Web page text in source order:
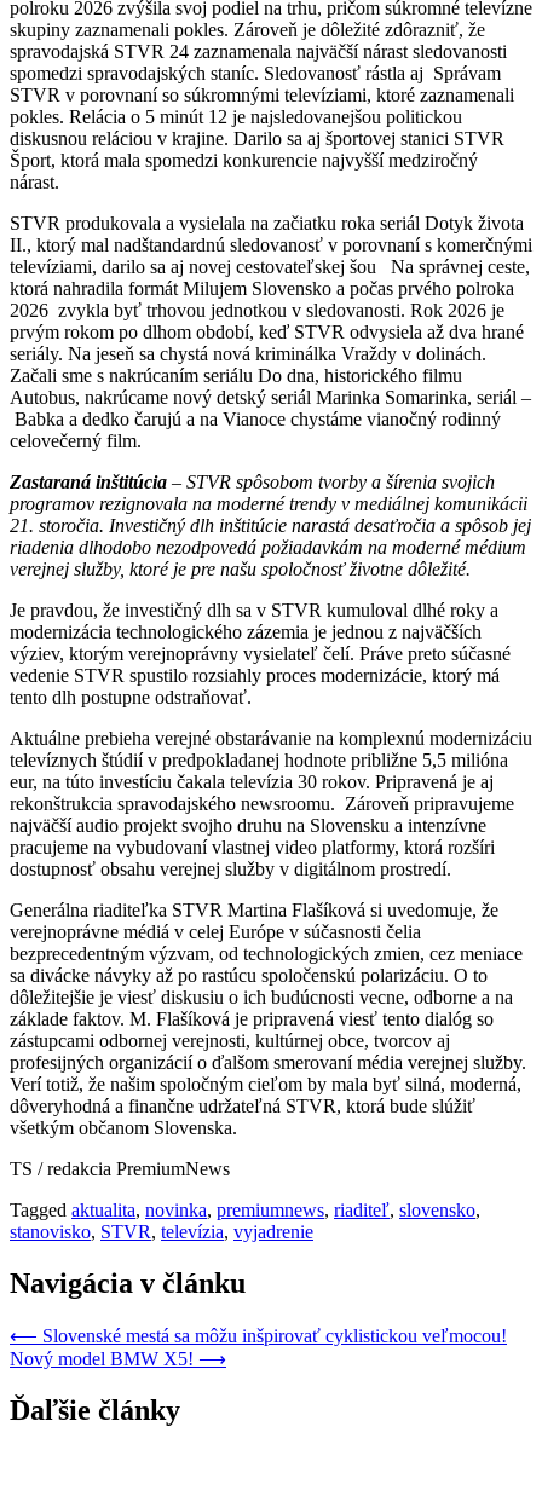
polroku 2026 zvýšila svoj podiel na trhu, pričom súkromné televízne
skupiny zaznamenali pokles. Zároveň je dôležité zdôrazniť, že
spravodajská STVR 24 zaznamenala najväčší nárast sledovanosti
spomedzi spravodajských staníc. Sledovanosť rástla aj Správam
STVR v porovnaní so súkromnými televíziami, ktoré zaznamenali
pokles. Relácia o 5 minút 12 je najsledovanejšou politickou
diskusnou reláciou v krajine. Darilo sa aj športovej stanici STVR
Šport, ktorá mala spomedzi konkurencie najvyšší medziročný
nárast.
STVR produkovala a vysielala na začiatku roka seriál Dotyk života
II., ktorý mal nadštandardnú sledovanosť v porovnaní s komerčnými
televíziami, darilo sa aj novej cestovateľskej šou Na správnej ceste,
ktorá nahradila formát Milujem Slovensko a počas prvého polroka
2026 zvykla byť trhovou jednotkou v sledovanosti. Rok 2026 je
prvým rokom po dlhom období, keď STVR odvysiela až dva hrané
seriály. Na jeseň sa chystá nová kriminálka Vraždy v dolinách.
Začali sme s nakrúcaním seriálu Do dna, historického filmu
Autobus, nakrúcame nový detský seriál Marinka Somarinka, seriál –
Babka a dedko čarujú a na Vianoce chystáme vianočný rodinný
celovečerný film.
Zastaraná inštitúcia – STVR spôsobom tvorby a šírenia svojich
programov rezignovala na moderné trendy v mediálnej komunikácii
21. storočia. Investičný dlh inštitúcie narastá desaťročia a spôsob jej
riadenia dlhodobo nezodpovedá požiadavkám na moderné médium
verejnej služby, ktoré je pre našu spoločnosť životne dôležité.
Je pravdou, že investičný dlh sa v STVR kumuloval dlhé roky a
modernizácia technologického zázemia je jednou z najväčších
výziev, ktorým verejnoprávny vysielateľ čelí. Práve preto súčasné
vedenie STVR spustilo rozsiahly proces modernizácie, ktorý má
tento dlh postupne odstraňovať.
Aktuálne prebieha verejné obstarávanie na komplexnú modernizáciu
televíznych štúdií v predpokladanej hodnote približne 5,5 milióna
eur, na túto investíciu čakala televízia 30 rokov. Pripravená je aj
rekonštrukcia spravodajského newsroomu. Zároveň pripravujeme
najväčší audio projekt svojho druhu na Slovensku a intenzívne
pracujeme na vybudovaní vlastnej video platformy, ktorá rozšíri
dostupnosť obsahu verejnej služby v digitálnom prostredí.
Generálna riaditeľka STVR Martina Flašíková si uvedomuje, že
verejnoprávne médiá v celej Európe v súčasnosti čelia
bezprecedentným výzvam, od technologických zmien, cez meniace
sa divácke návyky až po rastúcu spoločenskú polarizáciu. O to
dôležitejšie je viesť diskusiu o ich budúcnosti vecne, odborne a na
základe faktov. M. Flašíková je pripravená viesť tento dialóg so
zástupcami odbornej verejnosti, kultúrnej obce, tvorcov aj
profesijných organizácií o ďalšom smerovaní média verejnej služby.
Verí totiž, že našim spoločným cieľom by mala byť silná, moderná,
dôveryhodná a finančne udržateľná STVR, ktorá bude slúžiť
všetkým občanom Slovenska.
TS / redakcia PremiumNews
Tagged aktualita, novinka, premiumnews, riaditeľ, slovensko,
stanovisko, STVR, televízia, vyjadrenie
Navigácia v článku
⟵ Slovenské mestá sa môžu inšpirovať cyklistickou veľmocou!
Nový model BMW X5! ⟶
Ďaľšie články